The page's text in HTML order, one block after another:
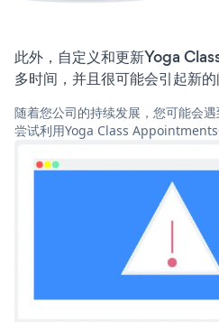
此外，自定义和更新Yoga
多时间，并且很可能会引起新的
随着您公司的持续发展，您可能会
尝试利用Yoga Class Appointments